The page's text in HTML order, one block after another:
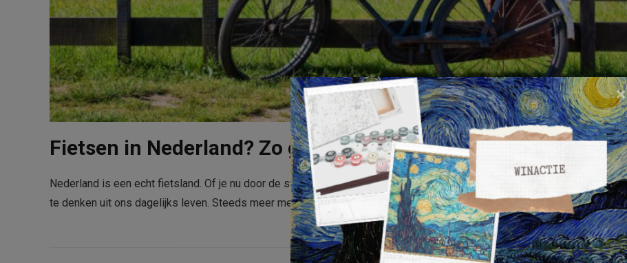
Fietsen in Nederland? Zo ga je goed voorbereid op pad
Nederland is een echt fietsland. Of je nu door de stad rijdt of een lange tocht maakt door de natuur: de fiets is niet weg
te denken uit ons dagelijks leven. Steeds meer mensen maken er een gewoonte van om …lees dit artikel
×